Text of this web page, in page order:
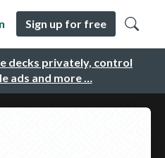
decks privately, control
ads and more …
Sign up for free